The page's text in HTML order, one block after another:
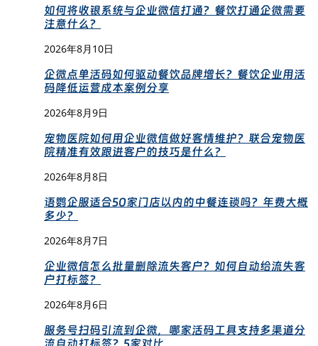
如何将收银系统与企业微信打通？餐饮打通企微需要
注意什么？
2026年8月10日
企微点单活码如何驱动餐饮品牌增长？餐饮企业用活
码降低运营成本案例分享
2026年8月9日
宠物医院如何用企业微信做好客情维护？联合宠物医
院精准有效跟进客户的技巧是什么？
2026年8月8日
语鹦企服适合50家门店以内的中餐连锁吗？年费大概
多少？
2026年8月7日
企业微信怎么批量删除流失客户？如何自动给流失客
户打标签？
2026年8月6日
服务号扫码引流到企微，哪家活码工具支持多渠道分